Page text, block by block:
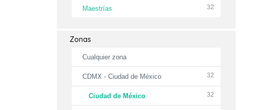
Maestrías 32
Zonas
Cualquier zona
CDMX - Ciudad de México 32
Ciudad de México 32